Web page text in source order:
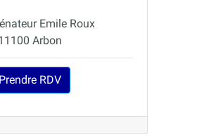
Emile Roux
Arbon
Prendre RDV